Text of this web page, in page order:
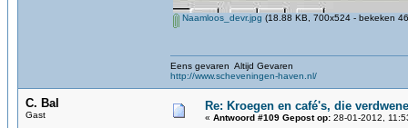
Naamloos_devr.jpg (18.88 KB, 700x524 - bekeken
Eens gevaren Altijd Gevaren
http://www.scheveningen-haven.nl/
C. Bal
Gast
Re: Kroegen en café's, die
« Antwoord #109 Gepost op: 28-01-2012,